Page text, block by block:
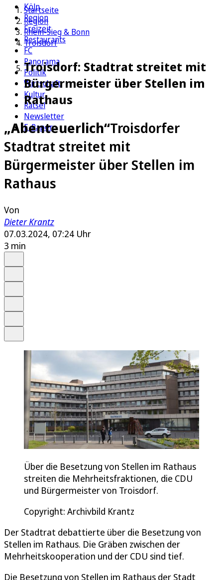
Köln
Region
Freizeit
Restaurants
FC
Panorama
Politik
Wirtschaft
Kultur
Rätsel
Newsletter
E-Paper
Startseite
Region
Rhein-Sieg & Bonn
Troisdorf
Troisdorf: Stadtrat streitet mit
Bürgermeister über Stellen im
Rathaus
„Abenteuerlich“Troisdorfer
Stadtrat streitet mit
Bürgermeister über Stellen im
Rathaus
Von
Dieter Krantz
07.03.2024, 07:24 Uhr
3 min
Über die Besetzung von Stellen im Rathaus
streiten die Mehrheitsfraktionen, die CDU
und Bürgermeister von Troisdorf.
Copyright: Archivbild Krantz
Der Stadtrat debattierte über die Besetzung von
Stellen im Rathaus. Die Gräben zwischen der
Mehrheitskooperation und der CDU sind tief.
Die Besetzung von Stellen im Rathaus der Stadt